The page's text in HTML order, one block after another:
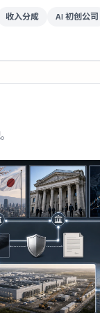
收入分成 AI 初创公司